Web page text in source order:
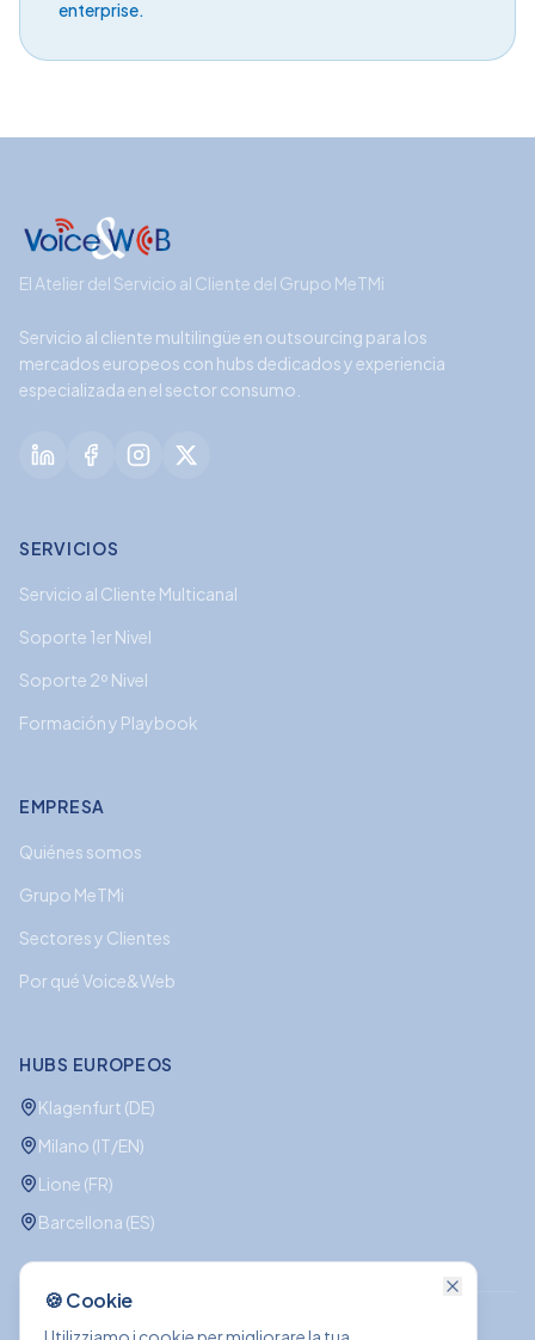
enterprise.
El Atelier del Servicio al Cliente del Grupo MeTMi
Servicio al cliente multilingüe en outsourcing para los
mercados europeos con hubs dedicados y experiencia
especializada en el sector consumo.
SERVICIOS
Servicio al Cliente Multicanal
Soporte 1er Nivel
Soporte 2º Nivel
Formación y Playbook
EMPRESA
Quiénes somos
Grupo MeTMi
Sectores y Clientes
Por qué Voice&Web
HUBS EUROPEOS
Klagenfurt (DE)
Milano (IT/EN)
Lione (FR)
Barcellona (ES)
🍪 Cookie